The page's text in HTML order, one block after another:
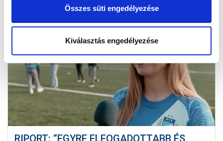
Összes süti engedélyezése
Kiválasztás engedélyezése
RIPORT: “EGYRE ELFOGADOTTABB ÉS